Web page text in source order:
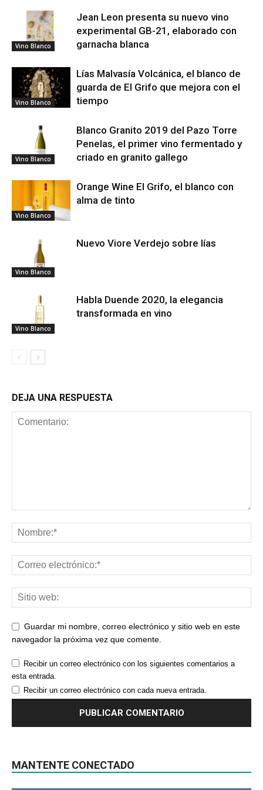
Vino Blanco
Jean Leon presenta su nuevo vino
experimental GB-21, elaborado con
garnacha blanca
Vino Blanco
Lías Malvasía Volcánica, el blanco de
guarda de El Grifo que mejora con el
tiempo
Vino Blanco
Blanco Granito 2019 del Pazo Torre
Penelas, el primer vino fermentado y
criado en granito gallego
Vino Blanco
Orange Wine El Grifo, el blanco con
alma de tinto
Vino Blanco
Nuevo Viore Verdejo sobre lías
Vino Blanco
Habla Duende 2020, la elegancia
transformada en vino
DEJA UNA RESPUESTA
Guardar mi nombre, correo electrónico y sitio web en este
navegador la próxima vez que comente.
Recibir un correo electrónico con los siguientes comentarios a
esta entrada.
Recibir un correo electrónico con cada nueva entrada.
MANTENTE CONECTADO